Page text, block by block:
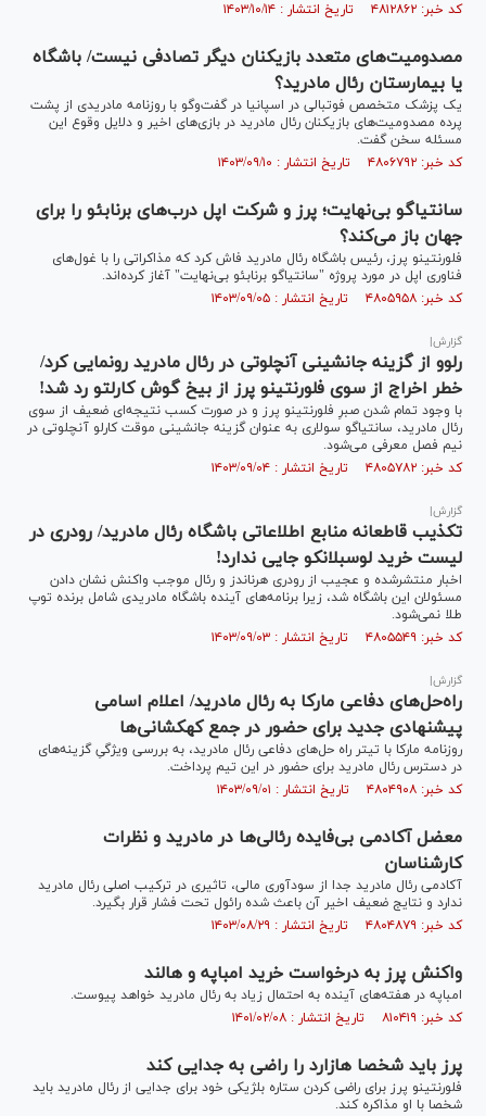
کد خبر: ۴۸۱۲۸۶۲ تاریخ انتشار : ۱۴۰۳/۱۰/۱۴
مصدومیت‌های متعدد بازیکنان دیگر تصادفی نیست/ باشگاه
یا بیمارستان رئال مادرید؟
یک پزشک متخصص فوتبالی در اسپانیا در گفت‌وگو با روزنامه مادریدی از پشت
پرده مصدومیت‌های بازیکنان رئال مادرید در بازی‌های اخیر و دلایل وقوع این
مسئله سخن گفت.
کد خبر: ۴۸۰۶۷۹۲ تاریخ انتشار : ۱۴۰۳/۰۹/۱۰
سانتیاگو بی‌نهایت؛ پرز و شرکت اپل درب‌های برنابئو را برای
جهان باز می‌کند؟
فلورنتینو پرز، رئیس باشگاه رئال مادرید فاش کرد که مذاکراتی را با غول‌های
فناوری اپل در مورد پروژه "سانتیاگو برنابئو بی‌نهایت" آغاز کرده‌اند.
کد خبر: ۴۸۰۵۹۵۸ تاریخ انتشار : ۱۴۰۳/۰۹/۰۵
گزارش|
رلوو از گزینه جانشینی آنچلوتی در رئال مادرید رونمایی کرد/
خطر اخراج از سوی فلورنتینو پرز از بیخ گوش کارلتو رد شد!
با وجود تمام شدن صبرِ فلورنتینو پرز و در صورت کسب نتیجه‌ای ضعیف از سوی
رئال مادرید، سانتیاگو سولاری به عنوان گزینه جانشینی موقت کارلو آنچلوتی در
نیم فصل معرفی می‌شود.
کد خبر: ۴۸۰۵۷۸۲ تاریخ انتشار : ۱۴۰۳/۰۹/۰۴
گزارش|
تکذیب قاطعانه منابع اطلاعاتی باشگاه رئال مادرید/ رودری در
لیست خرید لوسبلانکو جایی ندارد!
اخبار منتشرشده و عجیب از رودری هرناندز و رئال موجب واکنش نشان دادن
مسئولان این باشگاه شد، زیرا برنامه‌های آینده باشگاه مادریدی شامل برنده توپ
طلا نمی‌شود.
کد خبر: ۴۸۰۵۵۴۹ تاریخ انتشار : ۱۴۰۳/۰۹/۰۳
گزارش|
راه‌حل‌های دفاعی مارکا به رئال مادرید/ اعلام اسامی
پیشنهادی جدید برای حضور در جمع کهکشانی‌ها
روزنامه مارکا با تیتر راه حل‌های دفاعی رئال مادرید، به بررسی ویژگیِ گزینه‌های
در دسترس رئال مادرید برای حضور در این تیم پرداخت.
کد خبر: ۴۸۰۴۹۰۸ تاریخ انتشار : ۱۴۰۳/۰۹/۰۱
معضل آکادمی بی‌فایده رئالی‌ها در مادرید و نظرات
کارشناسان
آکادمی رئال مادرید جدا از سودآوری مالی، تاثیری در ترکیب اصلی رئال مادرید
ندارد و نتایج ضعیف اخیر آن باعث شده رائول تحت فشار قرار بگیرد.
کد خبر: ۴۸۰۴۸۷۹ تاریخ انتشار : ۱۴۰۳/۰۸/۲۹
واکنش پرز به درخواست خرید امباپه و هالند
امباپه در هفته‌های آینده به احتمال زیاد به رئال مادرید خواهد پیوست.
کد خبر: ۸۱۰۴۱۹ تاریخ انتشار : ۱۴۰۱/۰۲/۰۸
پرز باید شخصا هازارد را راضی به جدایی کند
فلورنتینو پرز برای راضی کردن ستاره بلژیکی خود برای جدایی از رئال مادرید باید
شخصا با او مذاکره کند.